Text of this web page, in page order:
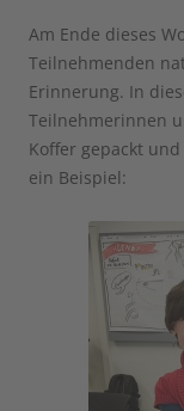
Am Ende dieses
Teilnehmenden
Erinnerung. In
Teilnehmerinnen
Koffer gepackt
ein Beispiel: